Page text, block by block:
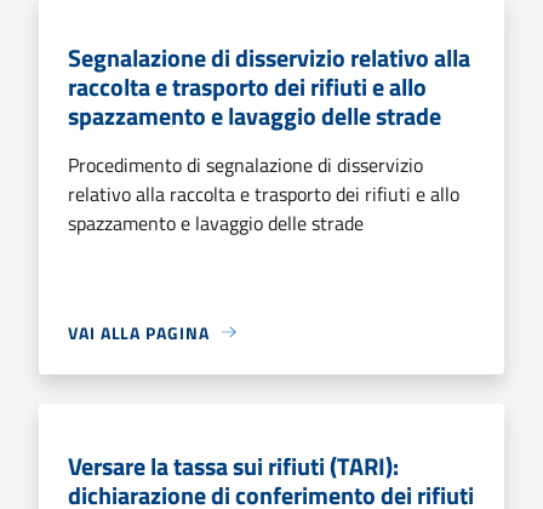
Segnalazione di disservizio relativo alla
raccolta e trasporto dei rifiuti e allo
spazzamento e lavaggio delle strade
Procedimento di segnalazione di disservizio
relativo alla raccolta e trasporto dei rifiuti e allo
spazzamento e lavaggio delle strade
VAI ALLA PAGINA
Versare la tassa sui rifiuti (TARI):
dichiarazione di conferimento dei rifiuti